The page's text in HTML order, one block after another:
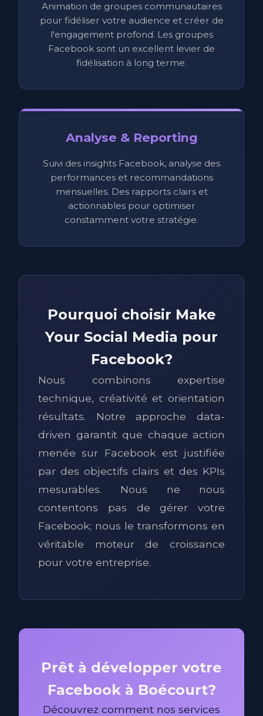
Animation de groupes communautaires
pour fidéliser votre audience et créer de
l'engagement profond. Les groupes
Facebook sont un excellent levier de
fidélisation à long terme.
Analyse & Reporting
Suivi des insights Facebook, analyse des
performances et recommandations
mensuelles. Des rapports clairs et
actionnables pour optimiser
constamment votre stratégie.
Pourquoi choisir Make
Your Social Media pour
Facebook?
Nous combinons expertise
technique, créativité et orientation
résultats. Notre approche data-
driven garantit que chaque action
menée sur Facebook est justifiée
par des objectifs clairs et des KPIs
mesurables. Nous ne nous
contentons pas de gérer votre
Facebook; nous le transformons en
véritable moteur de croissance
pour votre entreprise.
Prêt à développer votre
Facebook à Boécourt?
Découvrez comment nos services